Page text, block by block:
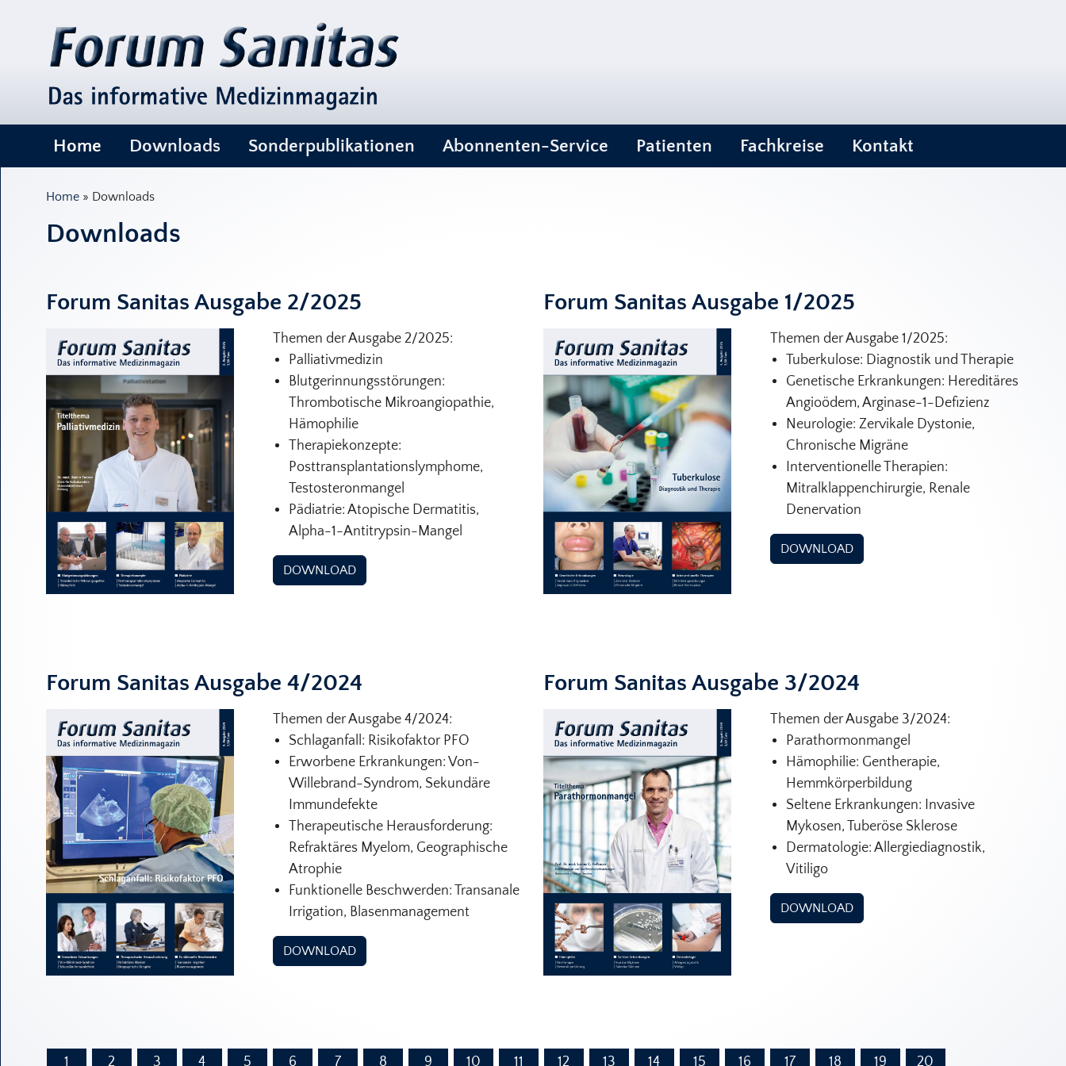
Home Downloads Sonderpublikationen Abonnenten-Service Patienten Fachkreise Kontakt
Home» Downloads
Downloads
Forum Sanitas Ausgabe 2/2025
Themen der Ausgabe 2/2025:
Palliativmedizin
Blutgerinnungsstörungen:
Thrombotische Mikroangiopathie,
Hämophilie
Therapiekonzepte:
Posttransplantationslymphome,
Testosteronmangel
Pädiatrie: Atopische Dermatitis,
Alpha-1-Antitrypsin-Mangel
DOWNLOAD
Forum Sanitas Ausgabe 1/2025
Themen der Ausgabe 1/2025:
Tuberkulose: Diagnostik und Therapie
Genetische Erkrankungen: Hereditäres
Angioödem, Arginase-1-Defizienz
Neurologie: Zervikale Dystonie,
Chronische Migräne
Interventionelle Therapien:
Mitralklappenchirurgie, Renale
Denervation
DOWNLOAD
Forum Sanitas Ausgabe 4/2024
Themen der Ausgabe 4/2024:
Schlaganfall: Risikofaktor PFO
Erworbene Erkrankungen: Von-
Willebrand-Syndrom, Sekundäre
Immundefekte
Therapeutische Herausforderung:
Refraktäres Myelom, Geographische
Atrophie
Funktionelle Beschwerden: Transanale
Irrigation, Blasenmanagement
DOWNLOAD
Forum Sanitas Ausgabe 3/2024
Themen der Ausgabe 3/2024:
Parathormonmangel
Hämophilie: Gentherapie,
Hemmkörperbildung
Seltene Erkrankungen: Invasive
Mykosen, Tuberöse Sklerose
Dermatologie: Allergiediagnostik,
Vitiligo
DOWNLOAD
1 2 3 4 5 6 7 8 9 10 11 12 13 14 15 16 17 18 19 20